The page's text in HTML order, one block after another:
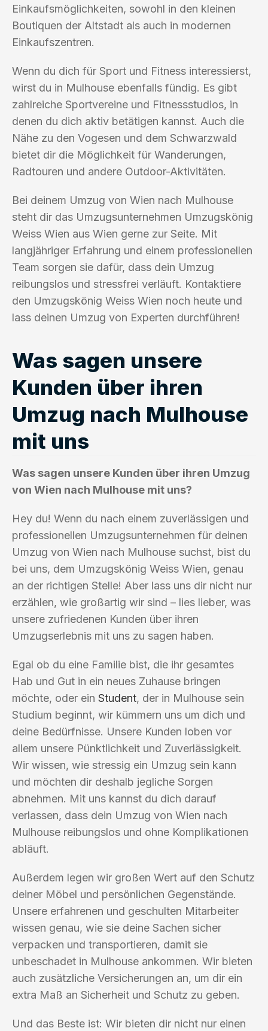
Einkaufsmöglichkeiten, sowohl in den kleinen
Boutiquen der Altstadt als auch in modernen
Einkaufszentren.
Wenn du dich für Sport und Fitness interessierst,
wirst du in Mulhouse ebenfalls fündig. Es gibt
zahlreiche Sportvereine und Fitnessstudios, in
denen du dich aktiv betätigen kannst. Auch die
Nähe zu den Vogesen und dem Schwarzwald
bietet dir die Möglichkeit für Wanderungen,
Radtouren und andere Outdoor-Aktivitäten.
Bei deinem Umzug von Wien nach Mulhouse
steht dir das Umzugsunternehmen Umzugskönig
Weiss Wien aus Wien gerne zur Seite. Mit
langjähriger Erfahrung und einem professionellen
Team sorgen sie dafür, dass dein Umzug
reibungslos und stressfrei verläuft. Kontaktiere
den Umzugskönig Weiss Wien noch heute und
lass deinen Umzug von Experten durchführen!
Was sagen unsere
Kunden über ihren
Umzug nach Mulhouse
mit uns
Was sagen unsere Kunden über ihren Umzug
von Wien nach Mulhouse mit uns?
Hey du! Wenn du nach einem zuverlässigen und
professionellen Umzugsunternehmen für deinen
Umzug von Wien nach Mulhouse suchst, bist du
bei uns, dem Umzugskönig Weiss Wien, genau
an der richtigen Stelle! Aber lass uns dir nicht nur
erzählen, wie großartig wir sind – lies lieber, was
unsere zufriedenen Kunden über ihren
Umzugserlebnis mit uns zu sagen haben.
Egal ob du eine Familie bist, die ihr gesamtes
Hab und Gut in ein neues Zuhause bringen
möchte, oder ein Student, der in Mulhouse sein
Studium beginnt, wir kümmern uns um dich und
deine Bedürfnisse. Unsere Kunden loben vor
allem unsere Pünktlichkeit und Zuverlässigkeit.
Wir wissen, wie stressig ein Umzug sein kann
und möchten dir deshalb jegliche Sorgen
abnehmen. Mit uns kannst du dich darauf
verlassen, dass dein Umzug von Wien nach
Mulhouse reibungslos und ohne Komplikationen
abläuft.
Außerdem legen wir großen Wert auf den Schutz
deiner Möbel und persönlichen Gegenstände.
Unsere erfahrenen und geschulten Mitarbeiter
wissen genau, wie sie deine Sachen sicher
verpacken und transportieren, damit sie
unbeschadet in Mulhouse ankommen. Wir bieten
auch zusätzliche Versicherungen an, um dir ein
extra Maß an Sicherheit und Schutz zu geben.
Und das Beste ist: Wir bieten dir nicht nur einen